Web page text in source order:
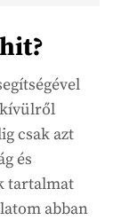
kívülről
csak azt
és
tartalmat
abban